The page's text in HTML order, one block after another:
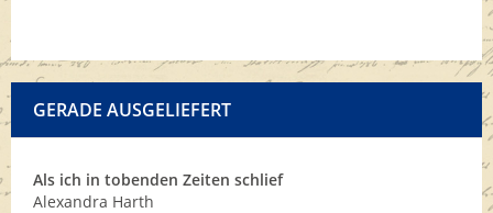
GERADE AUSGELIEFERT
Als ich in tobenden Zeiten schlief
Alexandra Harth